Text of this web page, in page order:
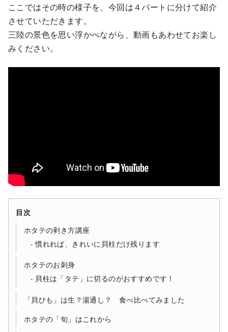
ここではその時の様子を、今回は４パートに分けて紹介
させていただきます。
三陸の景色を思い浮かべながら、動画もあわせてお楽し
みください。
目次
ホタテの剥き方講座
慣れれば、きれいに貝柱だけ残ります
ホタテのお刺身
貝柱は「タテ」に切るのがおすすめです！
「貝ひも」は生？湯通し？ 食べ比べてみました
ホタテの「旬」はこれから